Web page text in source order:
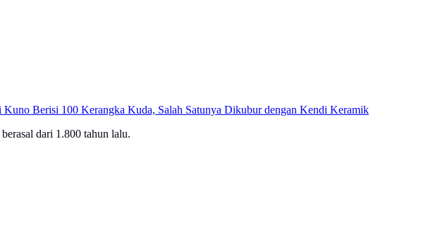
Berisi 100 Kerangka Kuda, Salah Satunya Dikubur dengan Kendi Keramik
dari 1.800 tahun lalu.